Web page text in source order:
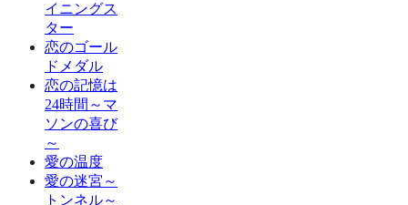
イニングス
ター
恋のゴール
ドメダル
恋の記憶は
24時間～マ
ソンの喜び
～
愛の温度
愛の迷宮～
トンネル～